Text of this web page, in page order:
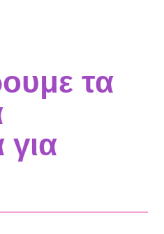
τα